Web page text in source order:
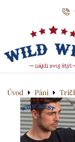
Úvod Páni